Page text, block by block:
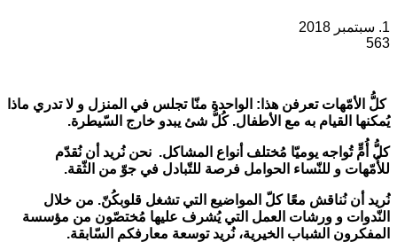
1. سبتمبر 2018
563
كلُّ الأمّهات تعرفن هذا: الواحدة منّا تجلس في المنزل و لا تدري ماذا
يُمكنها القيام به مع الأطفال. كُلُّ شئ يبدو خارج السّيطرة.
كلُّ أُمٍّ تُواجه يوميّا مُختلف أنواع المشاكل. نحن نُريد أن نُقدّم
للأُمّهات و للنّساء الحوامل فرصة للتّبادل في جوّ من الثّقة.
نُريد أن نُناقش معًا كلّ المواضيع التي تشغل قلوبكُنّ. من خلال
النّدوات و ورشات العمل التي يُشرف عليها مُختصّون من مؤسسة
المفكرون الشباب الخيرية، نُريد توسعة معارفكم السّابقة.